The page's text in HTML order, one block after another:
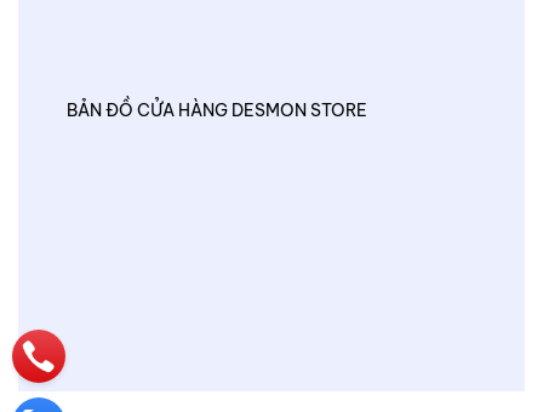
BẢN ĐỒ CỬA HÀNG DESMON STORE